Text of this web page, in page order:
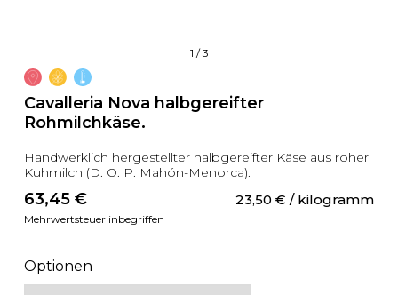
1 /3
Cavalleria Nova halbgereifter
Rohmilchkäse.
Handwerklich hergestellter halbgereifter Käse aus roher
Kuhmilch (D. O. P. Mahón-Menorca).
63,45 € 23,50 € / kilogramm
Mehrwertsteuer inbegriffen
Optionen